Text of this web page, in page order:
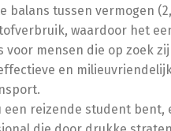
Afstelling op ±54 km/u
balans tussen vermogen
waardoor het
voor mensen die op zoek
en
een reizende student bent,